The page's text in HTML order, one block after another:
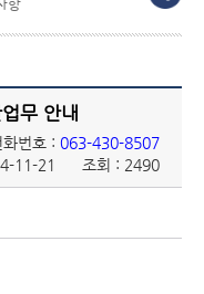
항
무 안내
화번호 : 063-430-8507
11-21
조회 : 2490